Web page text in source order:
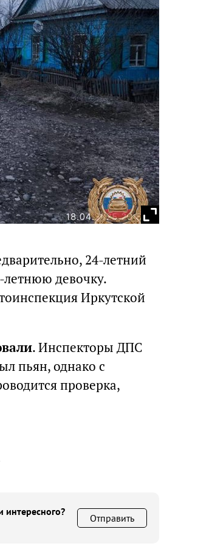
24-летний
летнюю девочку.
Иркутской
. Инспекторы ДПС
пьян, однако с
проверка,
интересного?
Отправить